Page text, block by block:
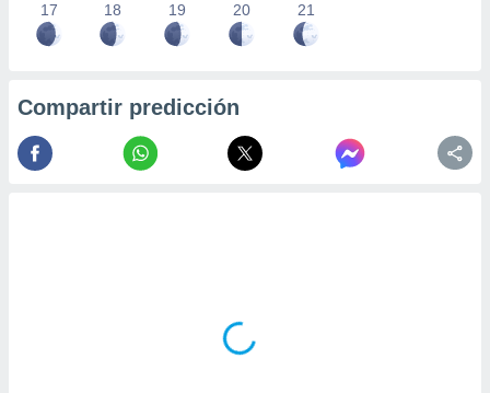
17 18 19 20 21
Compartir predicción